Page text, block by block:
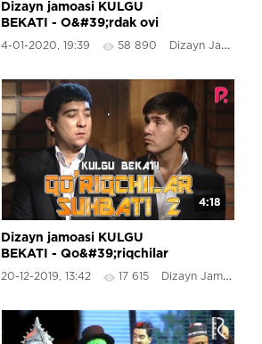
Dizayn jamoasi KULGU
BEKATI - O&#39;rdak ovi
4-01-2020, 19:39 58 890 Dizayn Jamoasi
4:18
Dizayn jamoasi KULGU
BEKATI - Qo&#39;riqchilar
suhbati 2
20-12-2019, 13:42 17 615 Dizayn Jamoasi